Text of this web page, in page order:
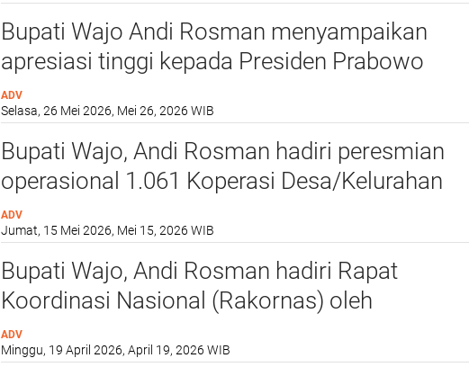
Bupati Wajo Andi Rosman menyampaikan
apresiasi tinggi kepada Presiden Prabowo
Subianto atas bantuan sapi kurban kepada
Kabupaten Wajo.
ADV
Selasa, 26 Mei 2026, Mei 26, 2026 WIB
Bupati Wajo, Andi Rosman hadiri peresmian
operasional 1.061 Koperasi Desa/Kelurahan
Merah Putih (KDMP/KKMP) secara daring
ADV
Jumat, 15 Mei 2026, Mei 15, 2026 WIB
Bupati Wajo, Andi Rosman hadiri Rapat
Koordinasi Nasional (Rakornas) oleh
Kementerian Pertanian Republik Indonesia di
Auditorium Gedung F Kementerian Pertanian
ADV
Minggu, 19 April 2026, April 19, 2026 WIB